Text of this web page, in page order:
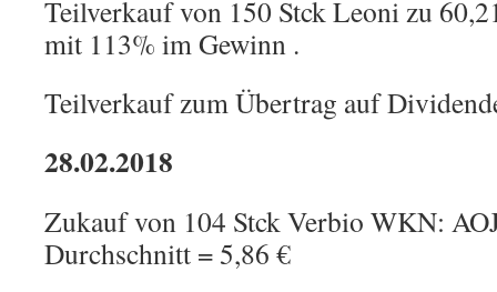
Teilverkauf von 150 Stck Leoni zu
mit 113% im Gewinn .
Teilverkauf zum Übertrag auf
28.02.2018
Zukauf von 104 Stck Verbio WKN:
Durchschnitt = 5,86 €